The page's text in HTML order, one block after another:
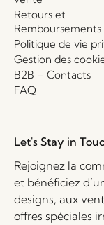
Retours et
Remboursements
Politique de vie
Gestion des
B2B – Contacts
FAQ
Let's Stay in
Rejoignez la
et bénéficiez
designs, aux
offres spéciales